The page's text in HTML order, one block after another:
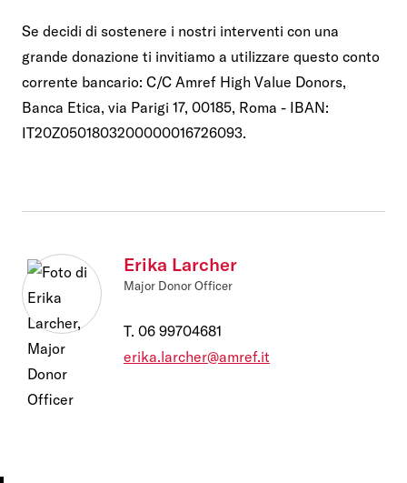
Se decidi di sostenere i nostri interventi con una
grande donazione ti invitiamo a utilizzare questo conto
corrente bancario: C/C Amref High Value Donors,
Banca Etica, via Parigi 17, 00185, Roma - IBAN:
IT20Z0501803200000016726093.
Erika Larcher
Major Donor Officer
T. 06 99704681
erika.larcher@amref.it